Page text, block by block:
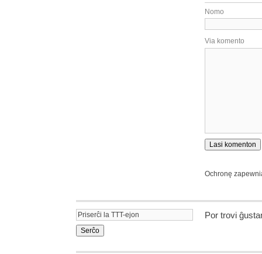
Nomo
Via komento
Ochronę
Por trovi